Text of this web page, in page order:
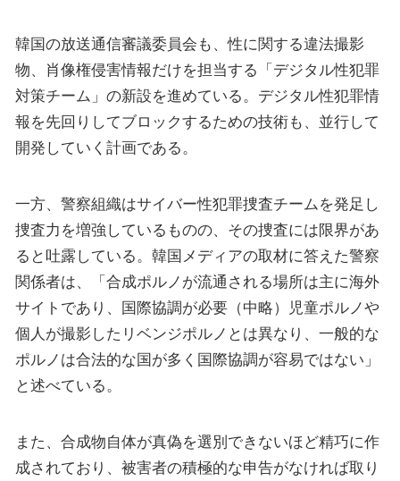
韓国の放送通信審議委員会も、性に関する違法撮影
物、肖像権侵害情報だけを担当する「デジタル性犯罪
対策チーム」の新設を進めている。デジタル性犯罪情
報を先回りしてブロックするための技術も、並行して
開発していく計画である。
一方、警察組織はサイバー性犯罪捜査チームを発足し
捜査力を増強しているものの、その捜査には限界があ
ると吐露している。韓国メディアの取材に答えた警察
関係者は、「合成ポルノが流通される場所は主に海外
サイトであり、国際協調が必要（中略）児童ポルノや
個人が撮影したリベンジポルノとは異なり、一般的な
ポルノは合法的な国が多く国際協調が容易ではない」
と述べている。
また、合成物自体が真偽を選別できないほど精巧に作
成されており、被害者の積極的な申告がなければ取り